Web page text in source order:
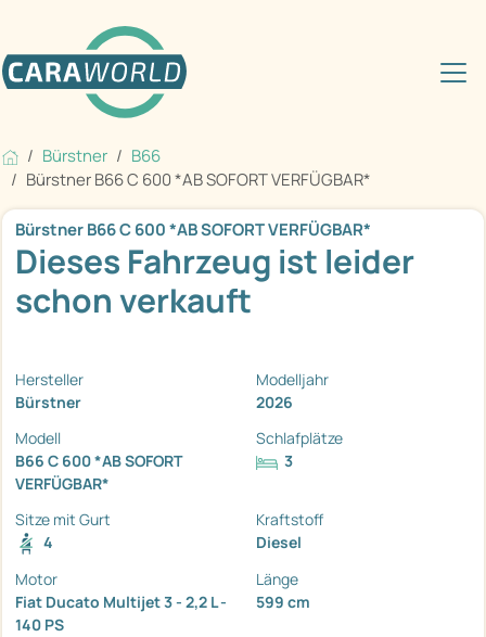
Bürstner
B66
Bürstner B66 C 600 *AB SOFORT VERFÜGBAR*
Bürstner B66 C 600 *AB SOFORT VERFÜGBAR*
Dieses Fahrzeug ist leider
schon verkauft
Hersteller
Bürstner
Modelljahr
2026
Modell
B66 C 600 *AB SOFORT
VERFÜGBAR*
Schlafplätze
3
Sitze mit Gurt
4
Kraftstoff
Diesel
Motor
Fiat Ducato Multijet 3 - 2,2 L -
140 PS
Länge
599 cm